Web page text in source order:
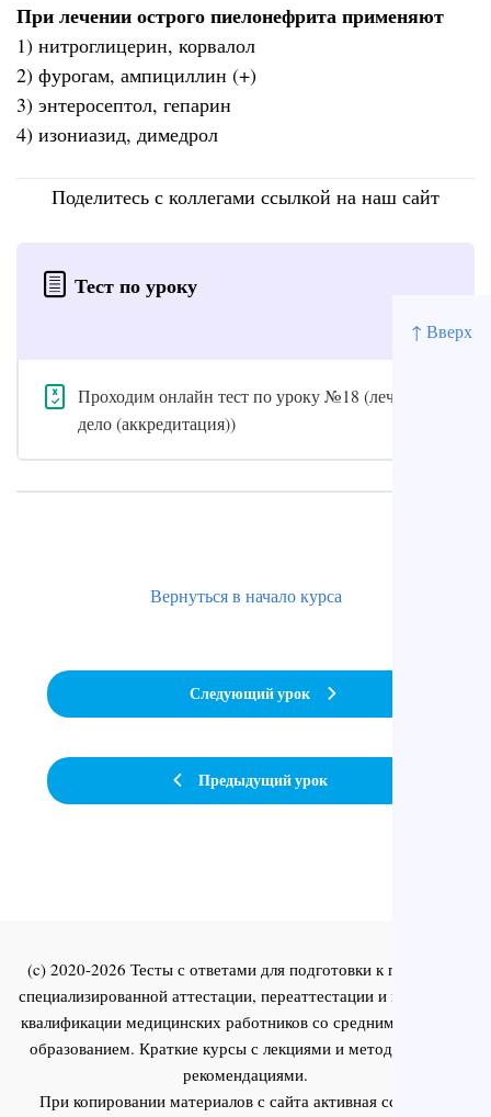
↑ Вверх
При лечении острого пиелонефрита применяют
1) нитроглицерин, корвалол
2) фурогам, ампициллин (+)
3) энтеросептол, гепарин
4) изониазид, димедрол
Поделитесь с коллегами ссылкой на наш сайт
Тест по уроку
Проходим онлайн тест по уроку №18 (лечебное
дело (аккредитация))
Предыдущий урок
Вернуться в начало курса
Следующий урок
(c) 2020-2026 Тесты с ответами для подготовки к первичной
специализированной аттестации, переаттестации и повышения
квалификации медицинских работников со средним и высшим
образованием. Краткие курсы с лекциями и методическими
рекомендациями.
При копировании материалов с сайта активная ссылка на